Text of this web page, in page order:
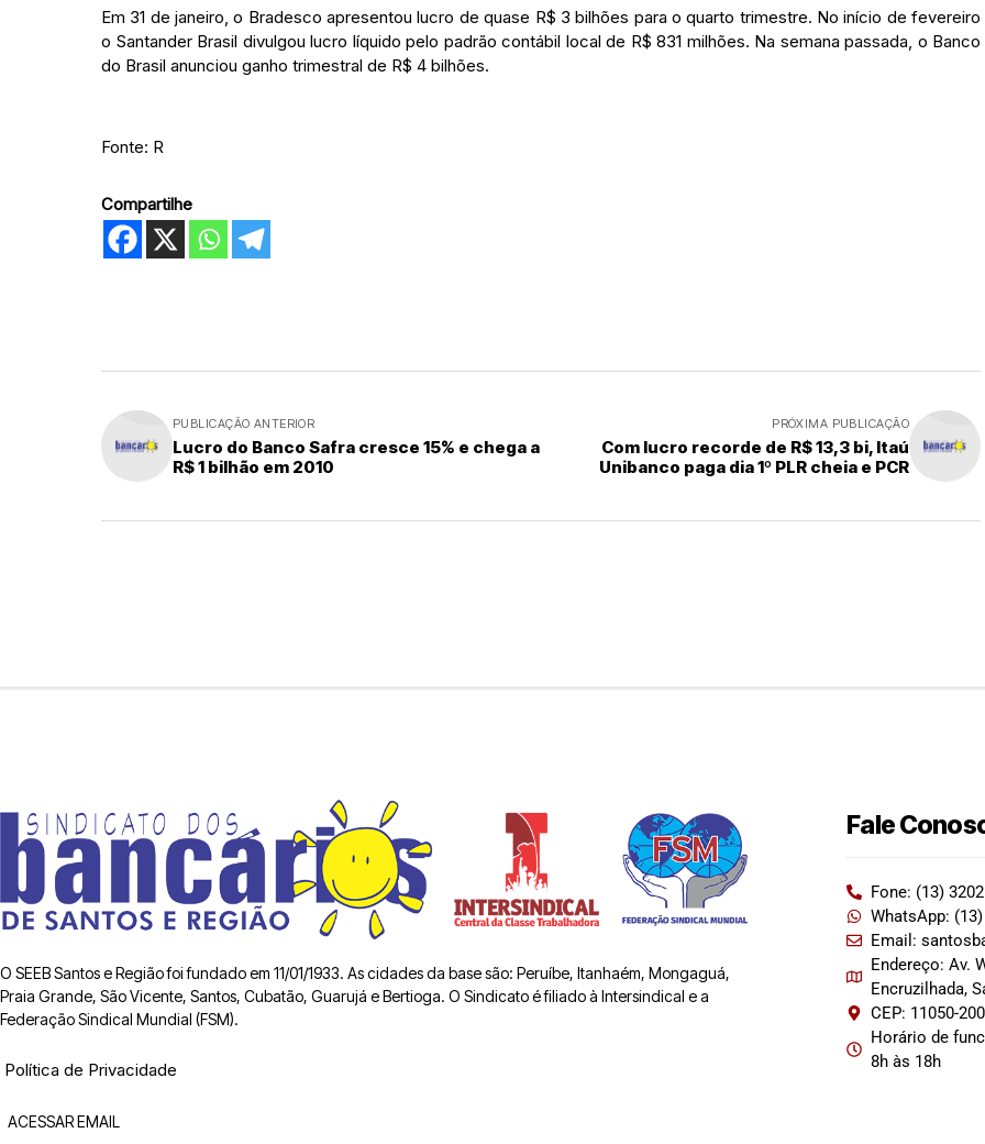
Em 31 de janeiro, o Bradesco apresentou lucro de quase R$ 3 bilhões para o quarto trimestre. No início de fevereiro
o Santander Brasil divulgou lucro líquido pelo padrão contábil local de R$ 831 milhões. Na semana passada, o Banco
do Brasil anunciou ganho trimestral de R$ 4 bilhões.
Fonte: R
Compartilhe
PUBLICAÇÃO ANTERIOR
Lucro do Banco Safra cresce 15% e chega a
R$ 1 bilhão em 2010
PRÓXIMA PUBLICAÇÃO
Com lucro recorde de R$ 13,3 bi, Itaú
Unibanco paga dia 1º PLR cheia e PCR
O SEEB Santos e Região foi fundado em 11/01/1933. As cidades da base são: Peruíbe, Itanhaém, Mongaguá,
Praia Grande, São Vicente, Santos, Cubatão, Guarujá e Bertioga. O Sindicato é filiado à Intersindical e a
Federação Sindical Mundial (FSM).
Política de Privacidade
ACESSAR EMAIL
Fale
Fone: (13)
WhatsApp:
Email:
Endereço: Av.
Encruzilhada,
CEP: 11050-200
Horário de
8h às 18h